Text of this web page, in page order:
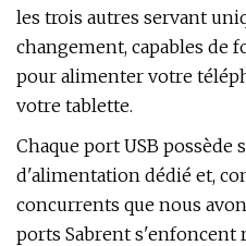
les trois autres servant
changement, capables de
pour alimenter votre
votre tablette.
Chaque port USB
d'alimentation dédié et,
concurrents que nous
ports Sabrent s'enfoncent